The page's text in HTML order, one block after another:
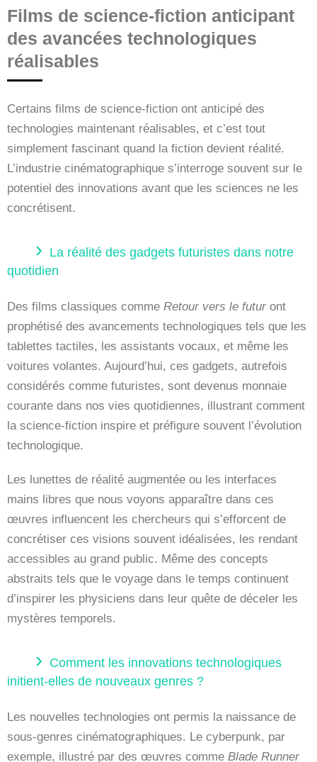
Films de science-fiction anticipant
des avancées technologiques
réalisables
Certains films de science-fiction ont anticipé des
technologies maintenant réalisables, et c’est tout
simplement fascinant quand la fiction devient réalité.
L’industrie cinématographique s’interroge souvent sur le
potentiel des innovations avant que les sciences ne les
concrétisent.
La réalité des gadgets futuristes dans notre
quotidien
Des films classiques comme Retour vers le futur ont
prophétisé des avancements technologiques tels que les
tablettes tactiles, les assistants vocaux, et même les
voitures volantes. Aujourd’hui, ces gadgets, autrefois
considérés comme futuristes, sont devenus monnaie
courante dans nos vies quotidiennes, illustrant comment
la science-fiction inspire et préfigure souvent l’évolution
technologique.
Les lunettes de réalité augmentée ou les interfaces
mains libres que nous voyons apparaître dans ces
œuvres influencent les chercheurs qui s’efforcent de
concrétiser ces visions souvent idéalisées, les rendant
accessibles au grand public. Même des concepts
abstraits tels que le voyage dans le temps continuent
d’inspirer les physiciens dans leur quête de déceler les
mystères temporels.
Comment les innovations technologiques
initient-elles de nouveaux genres ?
Les nouvelles technologies ont permis la naissance de
sous-genres cinématographiques. Le cyberpunk, par
exemple, illustré par des œuvres comme Blade Runner